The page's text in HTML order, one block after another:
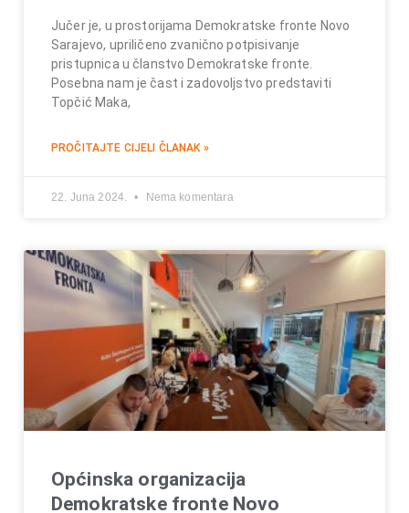
Jučer je, u prostorijama Demokratske fronte Novo
Sarajevo, upriličeno zvanično potpisivanje
pristupnica u članstvo Demokratske fronte.
Posebna nam je čast i zadovoljstvo predstaviti
Topčić Maka,
PROČITAJTE CIJELI ČLANAK »
22. Juna 2024. Nema komentara
Općinska organizacija
Demokratske fronte Novo